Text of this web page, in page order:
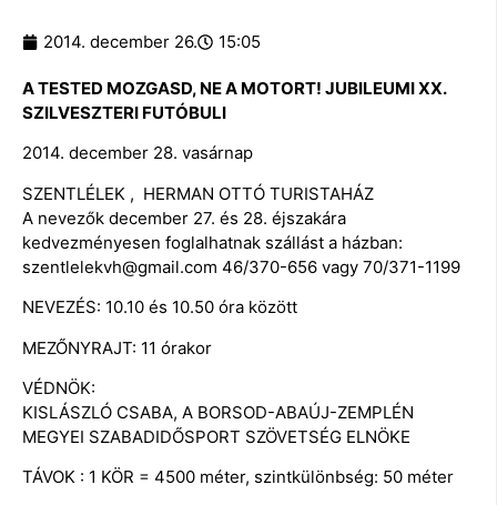
2014. december 26. 15:05
A TESTED MOZGASD, NE A MOTORT! JUBILEUMI XX.
SZILVESZTERI FUTÓBULI
2014. december 28. vasárnap
SZENTLÉLEK , HERMAN OTTÓ TURISTAHÁZ
A nevezők december 27. és 28. éjszakára
kedvezményesen foglalhatnak szállást a házban:
szentlelekvh@gmail.com 46/370-656 vagy 70/371-1199
NEVEZÉS: 10.10 és 10.50 óra között
MEZŐNYRAJT: 11 órakor
VÉDNÖK:
KISLÁSZLÓ CSABA, A BORSOD-ABAÚJ-ZEMPLÉN
MEGYEI SZABADIDŐSPORT SZÖVETSÉG ELNÖKE
TÁVOK : 1 KÖR = 4500 méter, szintkülönbség: 50 méter